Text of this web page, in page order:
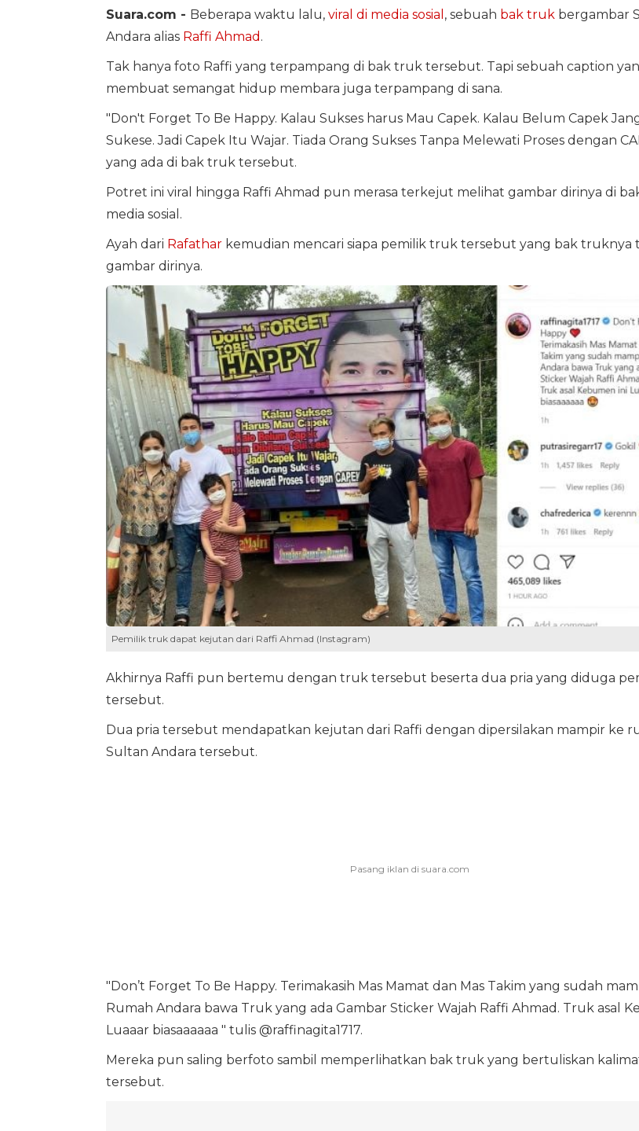
Suara.com - Beberapa waktu lalu, viral di media sosial , sebuah bak truk bergambar
Andara alias Raffi Ahmad .
Tak hanya foto Raffi yang terpampang di bak truk tersebut. Tapi sebuah caption
membuat semangat hidup membara juga terpampang di sana.
"Don't Forget To Be Happy. Kalau Sukses harus Mau Capek. Kalau Belum Capek
Sukese. Jadi Capek Itu Wajar. Tiada Orang Sukses Tanpa Melewati Proses dengan
yang ada di bak truk tersebut.
Potret ini viral hingga Raffi Ahmad pun merasa terkejut melihat gambar dirinya di
media sosial.
Ayah dari Rafatharkemudian mencari siapa pemilik truk tersebut yang bak truknya
gambar dirinya.
Pemilik truk dapat kejutan dari Raffi Ahmad (Instagram)
Akhirnya Raffi pun bertemu dengan truk tersebut beserta dua pria yang diduga
tersebut.
Dua pria tersebut mendapatkan kejutan dari Raffi dengan dipersilakan mampir ke
Sultan Andara tersebut.
"Don’t Forget To Be Happy. Terimakasih Mas Mamat dan Mas Takim yang sudah
Rumah Andara bawa Truk yang ada Gambar Sticker Wajah Raffi Ahmad. Truk asal
Luaaar biasaaaaaa " tulis @raffinagita1717.
Mereka pun saling berfoto sambil memperlihatkan bak truk yang bertuliskan
tersebut.